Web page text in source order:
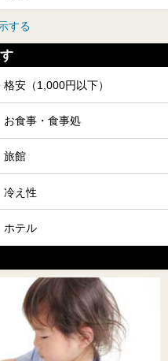
する
格安（1,000円以下）
お食事・食事処
旅館
冷え性
ホテル